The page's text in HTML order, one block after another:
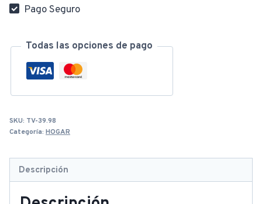
Pago Seguro
Todas las opciones de pago
SKU: TV-39.98
Categoría: HOGAR
Descripción